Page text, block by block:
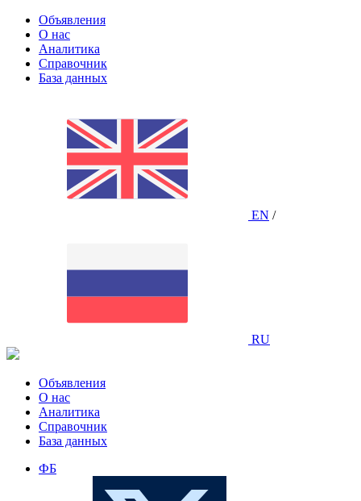
Объявления
О нас
Аналитика
Справочник
База данных
EN /
RU
Объявления
О нас
Аналитика
Справочник
База данных
ФБ